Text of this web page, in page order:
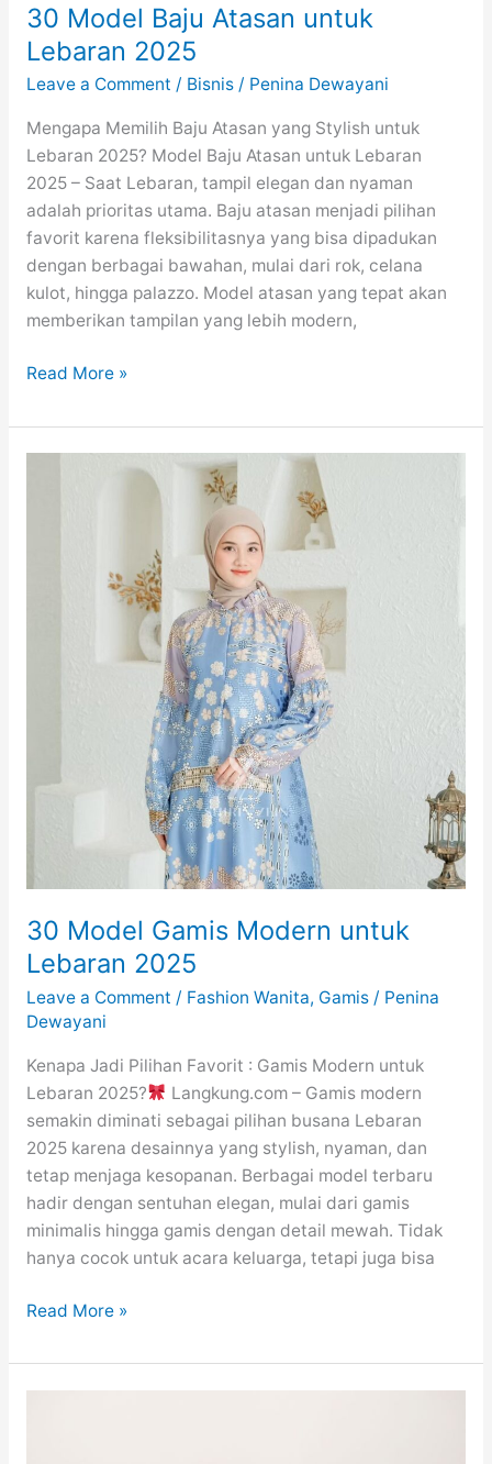
30 Model Baju Atasan untuk
Lebaran 2025
Leave a Comment / Bisnis/ Penina Dewayani
Mengapa Memilih Baju Atasan yang Stylish untuk
Lebaran 2025? Model Baju Atasan untuk Lebaran
2025 – Saat Lebaran, tampil elegan dan nyaman
adalah prioritas utama. Baju atasan menjadi pilihan
favorit karena fleksibilitasnya yang bisa dipadukan
dengan berbagai bawahan, mulai dari rok, celana
kulot, hingga palazzo. Model atasan yang tepat akan
memberikan tampilan yang lebih modern,
30
Baju
Atasan
Read More »
30 Model Gamis Modern untuk
Lebaran 2025
Leave a Comment / Fashion Wanita, Gamis/ Penina
Dewayani
Kenapa Jadi Pilihan Favorit : Gamis Modern untuk
Lebaran 2025?
Langkung.com – Gamis modern
semakin diminati sebagai pilihan busana Lebaran
2025 karena desainnya yang stylish, nyaman, dan
tetap menjaga kesopanan. Berbagai model terbaru
hadir dengan sentuhan elegan, mulai dari gamis
minimalis hingga gamis dengan detail mewah. Tidak
hanya cocok untuk acara keluarga, tetapi juga bisa
30
Gamis
Modern
Read More »